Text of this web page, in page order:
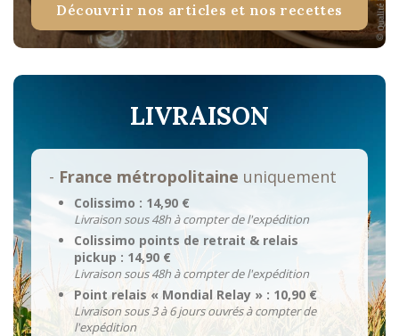
Découvrir nos articles et nos recettes
LIVRAISON
- France métropolitaine uniquement
Colissimo : 14,90 €
Livraison sous 48h à compter de l'expédition
Colissimo points de retrait & relais
pickup : 14,90 €
Livraison sous 48h à compter de l'expédition
Point relais « Mondial Relay » : 10,90 €
Livraison sous 3 à 6 jours ouvrés à compter de
l'expédition